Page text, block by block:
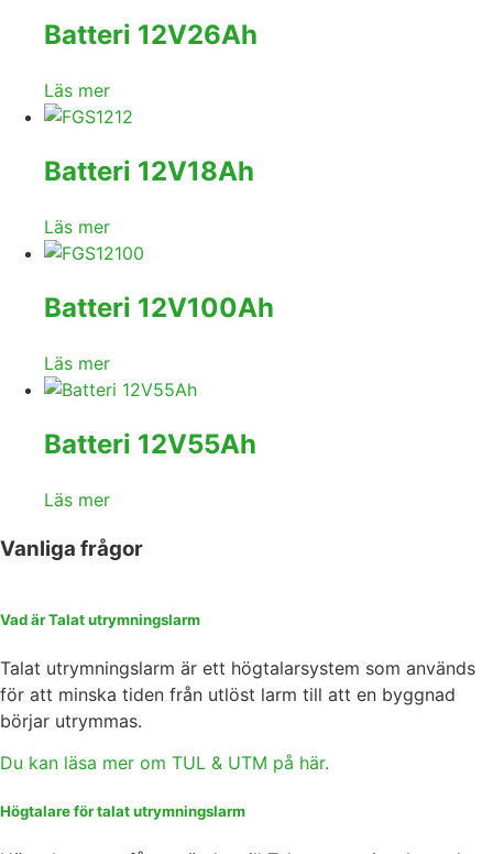
Batteri 12V26Ah
Läs mer
Batteri 12V18Ah
Läs mer
Batteri 12V100Ah
Läs mer
Batteri 12V55Ah
Läs mer
Vanliga frågor
Vad är Talat utrymningslarm
Talat utrymningslarm är ett högtalarsystem som används
för att minska tiden från utlöst larm till att en byggnad
börjar utrymmas.
Du kan läsa mer om TUL & UTM på här.
Högtalare för talat utrymningslarm